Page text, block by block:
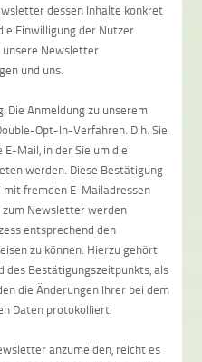
dessen Inhalte konkret
Einwilligung der Nutzer
unsere Newsletter
und uns.
Die Anmeldung zu unserem
Opt-In-Verfahren. D.h. Sie
Mail, in der Sie um die
werden. Diese Bestätigung
fremden E-Mailadressen
zum Newsletter werden
entsprechend den
zu können. Hierzu gehört
des Bestätigungszeitpunkts, als
die Änderungen Ihrer bei dem
Daten protokolliert.
anzumelden, reicht es